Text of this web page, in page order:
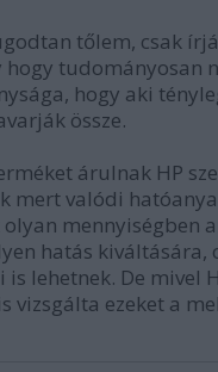
tőlem, csak
hogy tudományosan
hogy aki
össze.
árulnak HP
mert valódi
mennyiségben
hatás kiváltására,
lehetnek. De mivel
vizsgálta ezeket a